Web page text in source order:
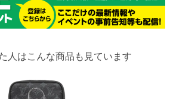
人はこんな商品も見ています